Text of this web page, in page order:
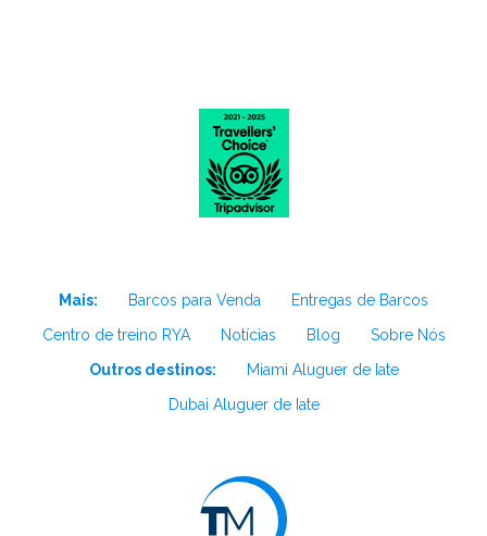
Mais: Barcos para Venda
Entregas de Barcos
Centro de treino RYA
Notícias Blog
Sobre Nós
Outros destinos:
Miami Aluguer de Iate
Dubai Aluguer de Iate